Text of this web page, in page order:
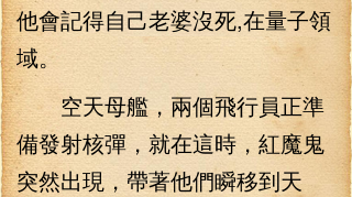
他會記得自己老婆沒死,在量子領
域。
空天母艦，兩個飛行員正準
備發射核彈，就在這時，紅魔鬼
突然出現，帶著他們瞬移到天